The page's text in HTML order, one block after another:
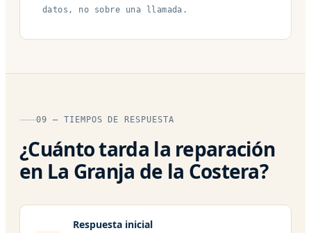
datos, no sobre una llamada.
09 — TIEMPOS DE RESPUESTA
¿Cuánto tarda la reparación
en La Granja de la Costera?
Respuesta inicial